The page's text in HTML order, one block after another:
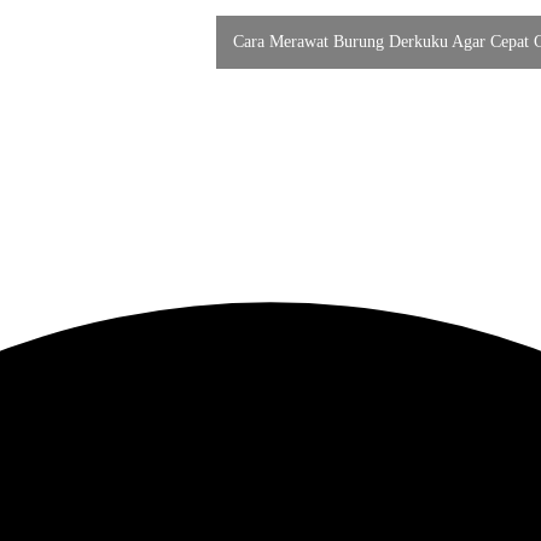
Cara Merawat Burung Derkuku Agar Cepat